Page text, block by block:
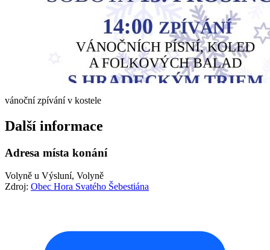
vánoční zpívání v kostele
Další informace
Adresa místa konání
Volyně u Výsluní, Volyně
Zdroj: Obec Hora Svatého Šebestiána